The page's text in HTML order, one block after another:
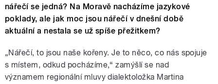
nářečí se jedná? Na Moravě nacházíme jazykové
poklady, ale jak moc jsou nářečí v dnešní době
aktuální a nestala se už spíše přežitkem?
„Nářečí, to jsou naše kořeny. Je to něco, co nás spojuje
s místem, odkud pocházíme,“ zamýšlí se nad
významem regionální mluvy dialektoložka Martina